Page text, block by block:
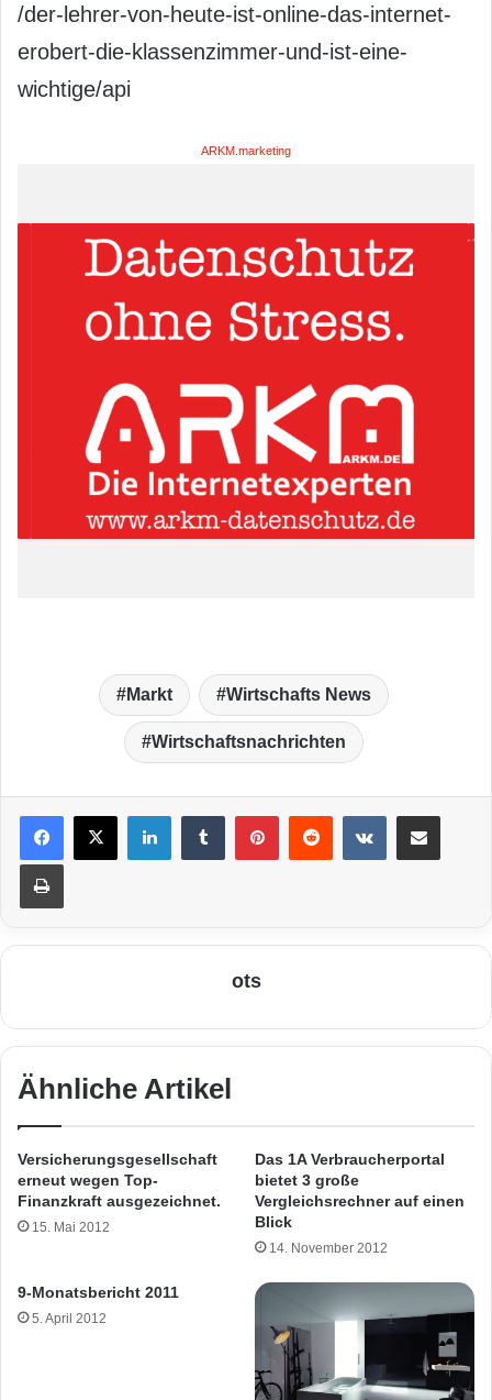
/der-lehrer-von-heute-ist-online-das-internet-
erobert-die-klassenzimmer-und-ist-eine-
wichtige/api
ARKM.marketing
Markt Wirtschafts News
Wirtschaftsnachrichten
LinkedIn VKontakte
Drucken
ots
Ähnliche Artikel
Versicherungsgesellschaft
erneut wegen Top-
Finanzkraft ausgezeichnet.
15. Mai 2012
Das 1A Verbraucherportal
bietet 3 große
Vergleichsrechner auf einen
Blick
14. November 2012
9-Monatsbericht 2011
5. April 2012